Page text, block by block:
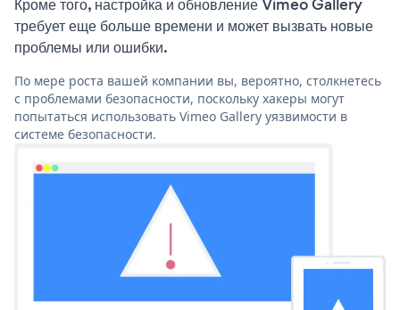
Кроме того, настройка и обновление Vimeo Gallery
требует еще больше времени и может вызвать новые
проблемы или ошибки.
По мере роста вашей компании вы, вероятно, столкнетесь
с проблемами безопасности, поскольку хакеры могут
попытаться использовать Vimeo Gallery уязвимости в
системе безопасности.